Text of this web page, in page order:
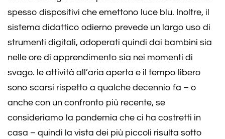
spesso dispositivi che emettono luce blu. Inoltre, il
sistema didattico odierno prevede un largo uso di
strumenti digitali, adoperati quindi dai bambini sia
nelle ore di apprendimento sia nei momenti di
svago. le attività all’aria aperta e il tempo libero
sono scarsi rispetto a qualche decennio fa – o
anche con un confronto più recente, se
consideriamo la pandemia che ci ha costretti in
casa – quindi la vista dei più piccoli risulta sotto